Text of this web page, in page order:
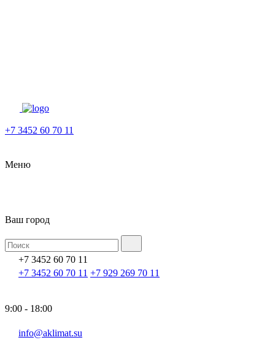
+7 3452 60 70 11
Меню
Ваш город
+7 3452 60 70 11
+7 3452 60 70 11 +7 929 269 70 11
9:00 - 18:00
info@aklimat.su